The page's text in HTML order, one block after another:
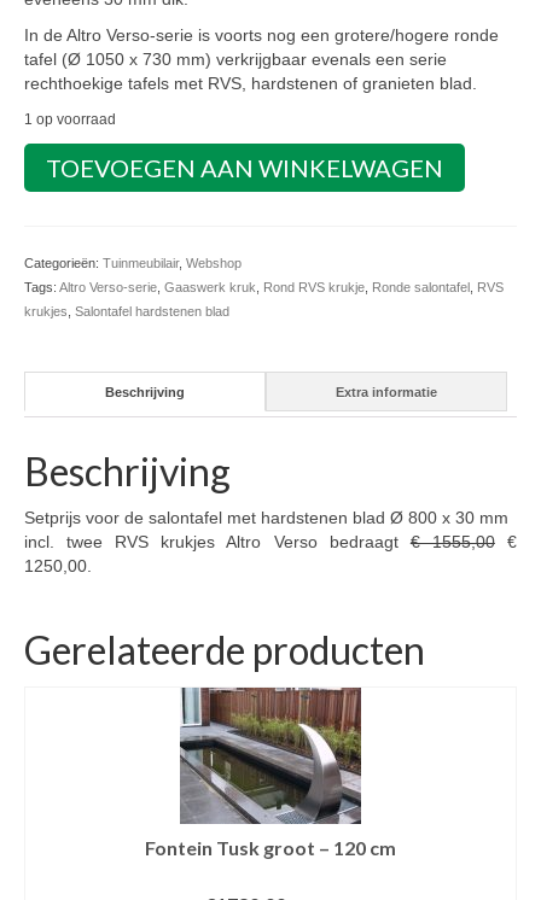
In de Altro Verso-serie is voorts nog een grotere/hogere ronde
tafel (Ø 1050 x 730 mm) verkrijgbaar evenals een serie
rechthoekige tafels met RVS, hardstenen of granieten blad.
1 op voorraad
Ronde
salontafel
TOEVOEGEN AAN WINKELWAGEN
Categorieën: Tuinmeubilair, Webshop
Tags: Altro Verso-serie Gaaswerk kruk Rond RVS krukje Ronde salontafel RVS
krukjes Salontafel hardstenen blad
Beschrijving Extra informatie
Beschrijving
Setprijs voor de salontafel met hardstenen blad Ø 800 x 30 mm
incl. twee RVS krukjes Altro Verso bedraagt€ 1555,00€
1250,00.
Gerelateerde producten
Fontein Tusk groot – 120 cm